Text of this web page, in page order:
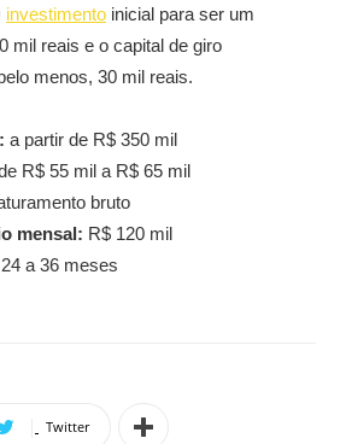
investimento inicial para ser um
mil reais e o capital de giro
menos, 30 mil reais.
a partir de R$ 350 mil
R$ 55 mil a R$ 65 mil
bruto
mensal: R$ 120 mil
24 a 36 meses
Twitter